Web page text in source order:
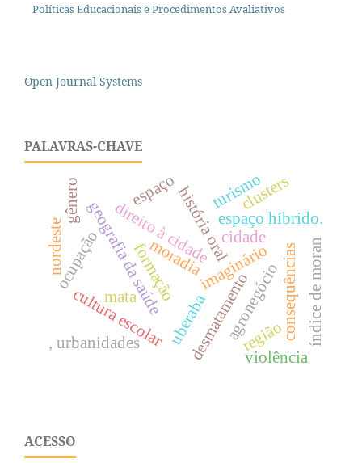
Políticas Educacionais e Procedimentos Avaliativos
Open Journal Systems
PALAVRAS-CHAVE
geografia da saúde imaginário
agronegócio
uberaba
moradia
ocupação direito à cidade
cultura escolar
história oralcidade
formação
espaço híbrido.
desmatamento consequências
mata
região
nordeste
turismo
espaço
, urbanidades
violência
índice de moran
clusters
gênero
ACESSO